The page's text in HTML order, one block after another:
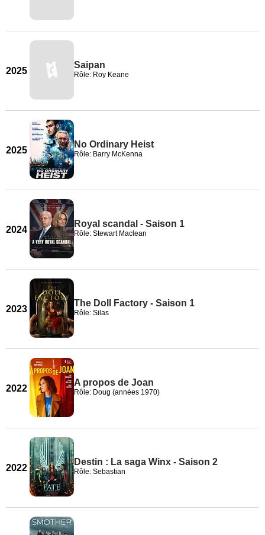
2025
Saipan
Rôle: Roy Keane
2025
No Ordinary Heist
Rôle: Barry McKenna
2024
Royal scandal - Saison 1
Rôle: Stewart Maclean
2023
The Doll Factory - Saison 1
Rôle: Silas
2022
A propos de Joan
Rôle: Doug (années 1970)
2022
Destin : La saga Winx - Saison 2
Rôle: Sebastian